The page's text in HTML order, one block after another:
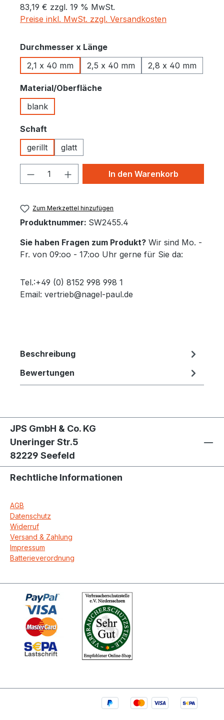
83,19 € zzgl. 19 % MwSt.
Preise inkl. MwSt. zzgl. Versandkosten
Durchmesser x Längeauswählen
2,1 x 40 mm
2,5 x 40 mm 2,8 x 40 mm
Material/Oberflächeauswählen
blank
Schaft
gerillt
glatt
Produkt Anzahl: Gib den
In den Warenkorb
Zum Merkzettel hinzufügen
Produktnummer: SW2455.4
Sie haben Fragen zum Produkt? Wir sind Mo. -
Fr. von 09:oo - 17:oo Uhr gerne für Sie da:
Tel.:+49 (0) 8152 998 998 1
Email: vertrieb@nagel-paul.de
Beschreibung
Bewertungen
JPS GmbH & Co. KG
Uneringer Str.5
82229 Seefeld
Rechtliche Informationen
AGB
Datenschutz
Widerruf
Versand & Zahlung
Impressum
Batterieverordnung